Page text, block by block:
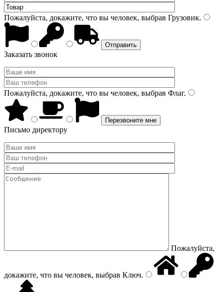
Пожалуйста, докажите, что вы человек, выбрав Грузовик.
Заказать звонок
Пожалуйста, докажите, что вы человек, выбрав Флаг.
Письмо директору
Пожалуйста,
докажите, что вы человек, выбрав Ключ.